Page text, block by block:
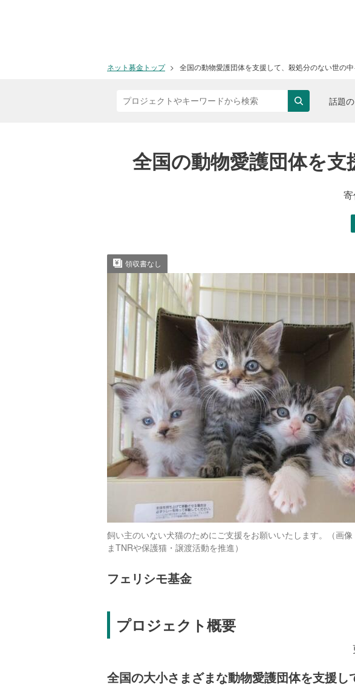
ネット募金トップ 全国の動物愛護団体を支援して、殺処分のない世の中
検索 話題
全国の動物愛護団体を
領収書なし
飼い主のいない犬猫のためにご支援をお願いいたします。（画
まTNRや保護猫・譲渡活動を推進）
フェリシモ基金
プロジェクト概要
全国の大小さまざまな動物愛護団体を支援し